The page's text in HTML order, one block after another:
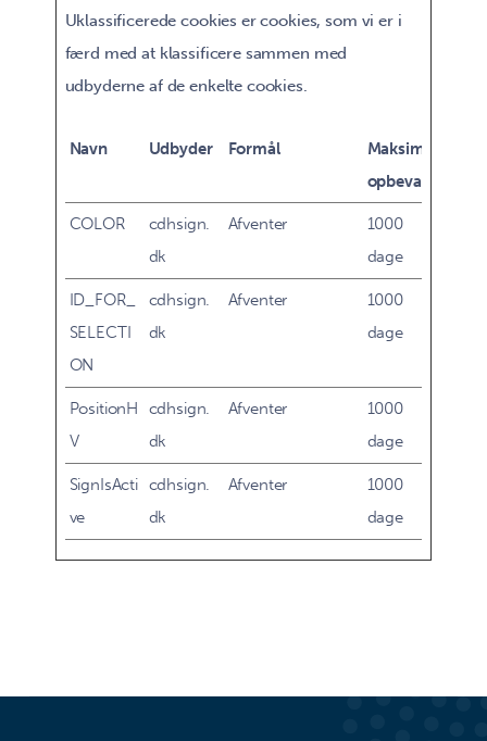
Uklassificerede cookies er cookies, som vi er i
færd med at klassificere sammen med
udbyderne af de enkelte cookies.
Navn Udbyder Formål
Maksimal
opbevaringstid
COLOR
cdhsign.
dk
Afventer
1000
dage
ID_FOR_
SELECTI
ON
cdhsign.
dk
Afventer
1000
dage
PositionH
V
cdhsign.
dk
Afventer
1000
dage
SignIsActi
ve
cdhsign.
dk
Afventer
1000
dage